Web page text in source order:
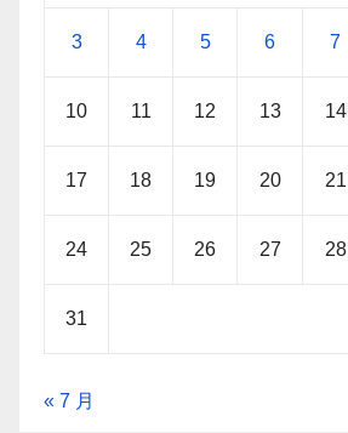
3 4 5 6 7
10 11 12 13 14
17 18 19 20 21
24 25 26 27 28
31
« 7 月